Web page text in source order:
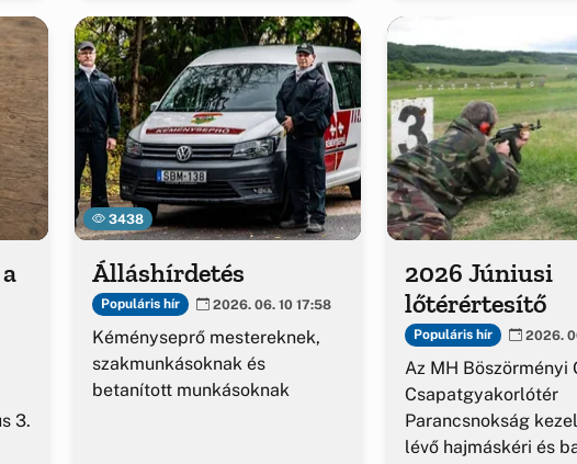
3.
3438
Álláshírdetés
Populáris hír 2026. 06. 10 17:58
Kéményseprő mestereknek,
szakmunkásoknak és
betanított munkásoknak
2026 Júniusi
lőtérértesítő
Populáris hír 2026.
Az MH Böszörményi
Csapatgyakorlótér
Parancsnokság
lévő hajmáskéri és